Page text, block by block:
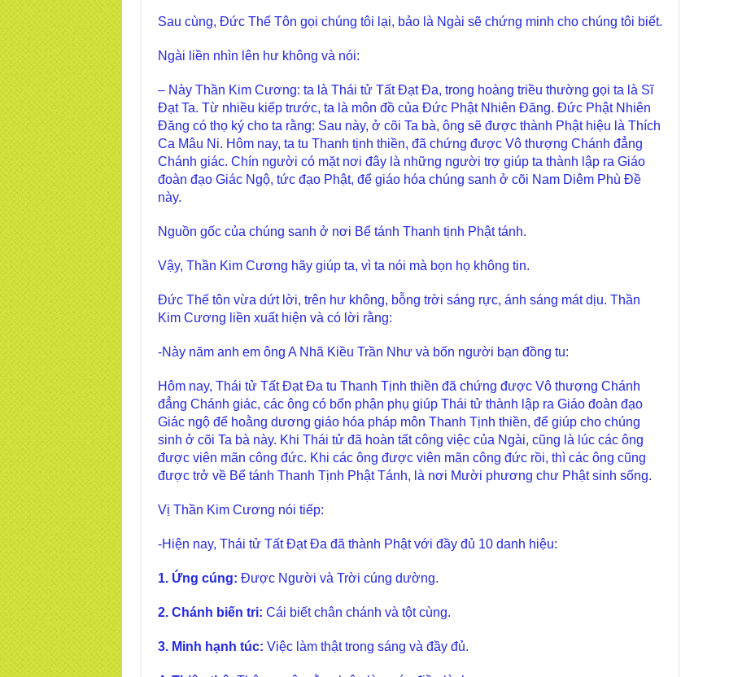
Sau cùng, Đức Thế Tôn gọi chúng tôi lại, bảo là Ngài sẽ chứng minh cho chúng tôi biết.
Ngài liền nhìn lên hư không và nói:
– Này Thần Kim Cương: ta là Thái tử Tất Đạt Đa, trong hoàng triều thường gọi ta là Sĩ
Đạt Ta. Từ nhiều kiếp trước, ta là môn đồ của Đức Phật Nhiên Đăng. Đức Phật Nhiên
Đăng có thọ ký cho ta rằng: Sau này, ở cõi Ta bà, ông sẽ được thành Phật hiệu là Thích
Ca Mâu Ni. Hôm nay, ta tu Thanh tịnh thiền, đã chứng được Vô thượng Chánh đẳng
Chánh giác. Chín người có mặt nơi đây là những người trợ giúp ta thành lập ra Giáo
đoàn đạo Giác Ngộ, tức đạo Phật, để giáo hóa chúng sanh ở cõi Nam Diêm Phù Đề
này.
Nguồn gốc của chúng sanh ở nơi Bể tánh Thanh tịnh Phật tánh.
Vậy, Thần Kim Cương hãy giúp ta, vì ta nói mà bọn họ không tin.
Đức Thế tôn vừa dứt lời, trên hư không, bỗng trời sáng rực, ánh sáng mát dịu. Thần
Kim Cương liền xuất hiện và có lời rằng:
-Này năm anh em ông A Nhã Kiều Trần Như và bốn người bạn đồng tu:
Hôm nay, Thái tử Tất Đạt Đa tu Thanh Tịnh thiền đã chứng được Vô thượng Chánh
đẳng Chánh giác, các ông có bổn phận phụ giúp Thái tử thành lập ra Giáo đoàn đạo
Giác ngộ để hoằng dương giáo hóa pháp môn Thanh Tịnh thiền, để giúp cho chúng
sinh ở cõi Ta bà này. Khi Thái tử đã hoàn tất công việc của Ngài, cũng là lúc các ông
được viên mãn công đức. Khi các ông được viên mãn công đức rồi, thì các ông cũng
được trở về Bể tánh Thanh Tịnh Phật Tánh, là nơi Mười phương chư Phật sinh sống.
Vị Thần Kim Cương nói tiếp:
-Hiện nay, Thái tử Tất Đạt Đa đã thành Phật với đầy đủ 10 danh hiệu:
1. Ứng cúng: Được Người và Trời cúng dường.
2. Chánh biến tri: Cái biết chân chánh và tột cùng.
3. Minh hạnh túc: Việc làm thật trong sáng và đầy đủ.